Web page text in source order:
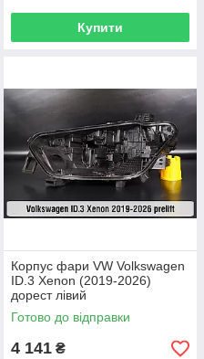
Купити
Корпус фари VW Volkswagen
ID.3 Xenon (2019-2026)
дорест лівий
Готово до відправки
4 141 ₴